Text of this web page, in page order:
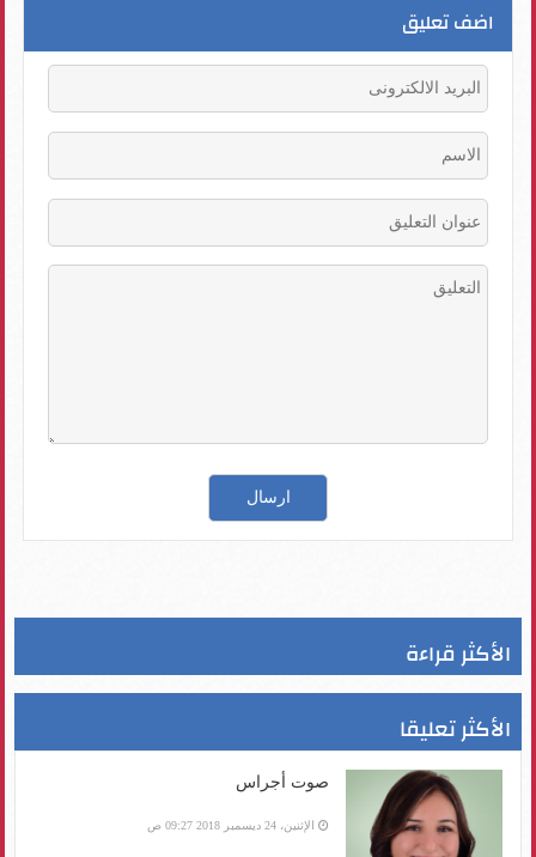
اضف تعليق
الأكثر قراءة
الأكثر تعليقا
صوت أجراس
الإثنين، 24 ديسمبر 2018 09:27 ص